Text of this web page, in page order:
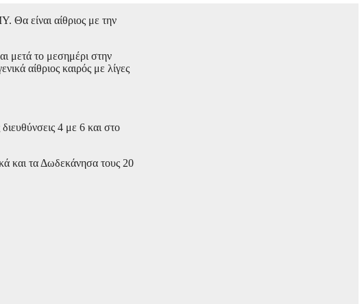
Θα είναι αίθριος με την
μετά το μεσημέρι στην
αίθριος καιρός με λίγες
4 με 6 και στο
και τα Δωδεκάνησα τους 20